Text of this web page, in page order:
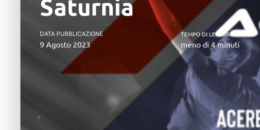
Saturnia
DATA PUBBLICAZIONE
9 Agosto 2023
TEMPO DI LETTURA
meno di 4 minuti